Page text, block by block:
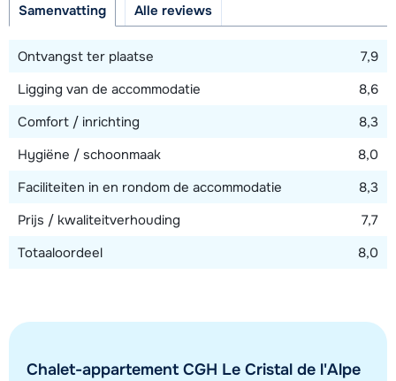
Samenvatting Alle reviews
Ontvangst ter plaatse
7,9
Ligging van de accommodatie
8,6
Comfort / inrichting
8,3
Hygiëne / schoonmaak
8,0
Faciliteiten in en rondom de accommodatie
8,3
Prijs / kwaliteitverhouding
7,7
Totaaloordeel
8,0
Chalet-appartement CGH Le Cristal de l'Alpe